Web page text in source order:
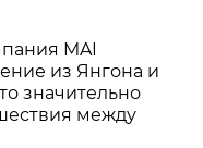
MAI
из Янгона и
значительно
между